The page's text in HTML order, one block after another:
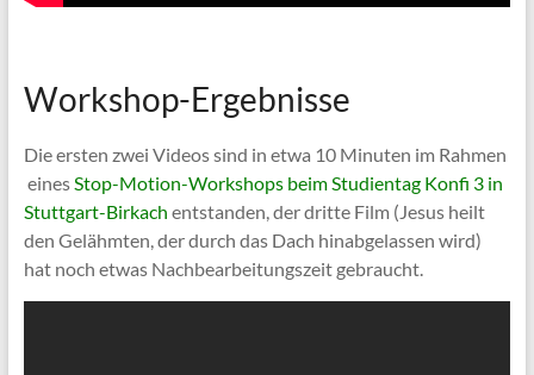
Workshop-Ergebnisse
Die ersten zwei Videos sind in etwa 10 Minuten im Rahmen
einesStop-Motion-Workshops beim Studientag Konfi 3 in
Stuttgart-Birkach entstanden, der dritte Film (Jesus heilt
den Gelähmten, der durch das Dach hinabgelassen wird)
hat noch etwas Nachbearbeitungszeit gebraucht.